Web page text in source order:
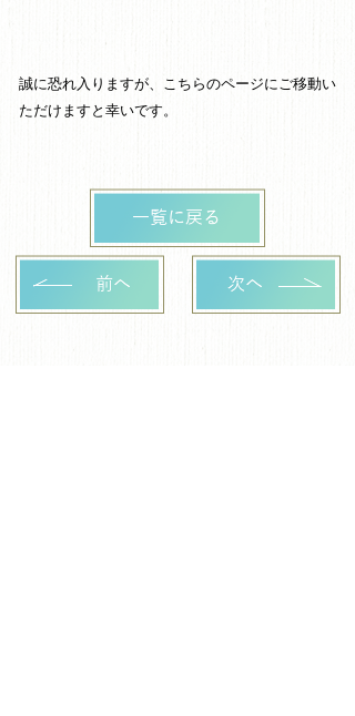
誠に恐れ入りますが、こちらのページにご移動い
ただけますと幸いです。